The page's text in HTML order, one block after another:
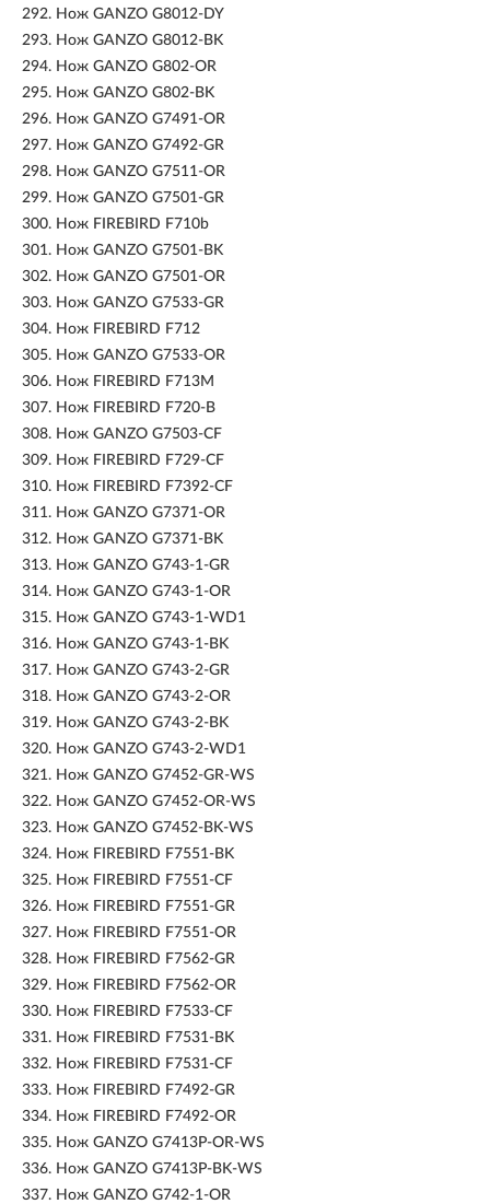
292. Нож GANZO G8012-DY
293. Нож GANZO G8012-BK
294. Нож GANZO G802-OR
295. Нож GANZO G802-BK
296. Нож GANZO G7491-OR
297. Нож GANZO G7492-GR
298. Нож GANZO G7511-OR
299. Нож GANZO G7501-GR
300. Нож FIREBIRD F710b
301. Нож GANZO G7501-BK
302. Нож GANZO G7501-OR
303. Нож GANZO G7533-GR
304. Нож FIREBIRD F712
305. Нож GANZO G7533-OR
306. Нож FIREBIRD F713M
307. Нож FIREBIRD F720-B
308. Нож GANZO G7503-CF
309. Нож FIREBIRD F729-CF
310. Нож FIREBIRD F7392-CF
311. Нож GANZO G7371-OR
312. Нож GANZO G7371-BK
313. Нож GANZO G743-1-GR
314. Нож GANZO G743-1-OR
315. Нож GANZO G743-1-WD1
316. Нож GANZO G743-1-BK
317. Нож GANZO G743-2-GR
318. Нож GANZO G743-2-OR
319. Нож GANZO G743-2-BK
320. Нож GANZO G743-2-WD1
321. Нож GANZO G7452-GR-WS
322. Нож GANZO G7452-OR-WS
323. Нож GANZO G7452-BK-WS
324. Нож FIREBIRD F7551-BK
325. Нож FIREBIRD F7551-CF
326. Нож FIREBIRD F7551-GR
327. Нож FIREBIRD F7551-OR
328. Нож FIREBIRD F7562-GR
329. Нож FIREBIRD F7562-OR
330. Нож FIREBIRD F7533-CF
331. Нож FIREBIRD F7531-BK
332. Нож FIREBIRD F7531-CF
333. Нож FIREBIRD F7492-GR
334. Нож FIREBIRD F7492-OR
335. Нож GANZO G7413P-OR-WS
336. Нож GANZO G7413P-BK-WS
337. Нож GANZO G742-1-OR